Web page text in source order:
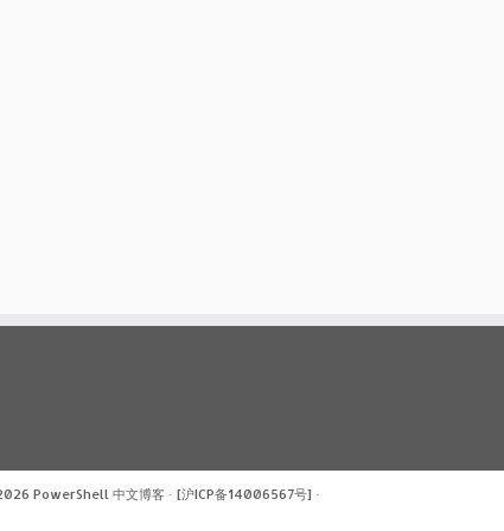
PowerShell 中文博客 · [沪ICP备14006567号] ·